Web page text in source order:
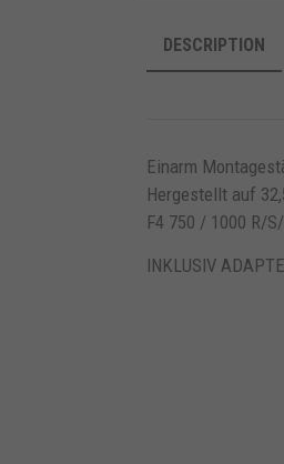
DESCRIPTION
Einarm
Hergestellt auf
F4 750 / 1000 R/
INKLUSIV